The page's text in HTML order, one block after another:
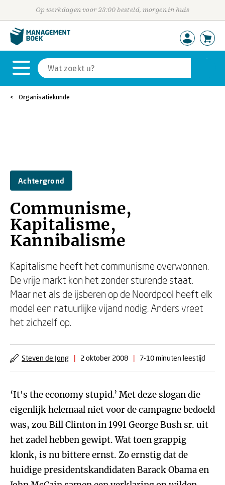
Op werkdagen voor 23:00 besteld, morgen in huis
Organisatiekunde
Achtergrond
Communisme,
Kapitalisme,
Kannibalisme
Kapitalisme heeft het communisme overwonnen.
De vrije markt kon het zonder sturende staat.
Maar net als de ijsberen op de Noordpool heeft elk
model een natuurlijke vijand nodig. Anders vreet
het zichzelf op.
Steven de Jong | 2 oktober 2008 | 7-10 minuten leestijd
‘It's the economy stupid.’ Met deze slogan die
eigenlijk helemaal niet voor de campagne bedoeld
was, zou Bill Clinton in 1991 George Bush sr. uit
het zadel hebben gewipt. Wat toen grappig
klonk, is nu bittere ernst. Zo ernstig dat de
huidige presidentskandidaten Barack Obama en